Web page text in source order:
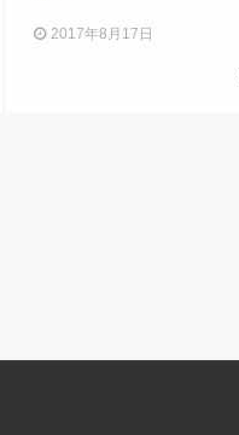
2017年8月17日
おうぎデ